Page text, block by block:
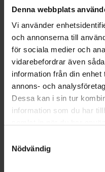
Denna webbplats
Vi använder
och annonserna till
för sociala medier och
vidarebefordrar även
information från din
annons- och
Dessa kan i sin tur
information som du har
Nödvändig
Ab4,95 €
Bewertung: 4.5 von 5 Sternen